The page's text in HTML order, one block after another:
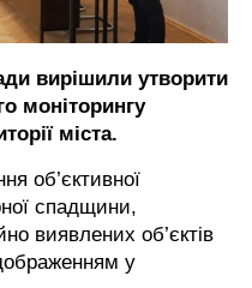
вирішили утворити
моніторингу
міста.
об’єктивної
спадщини,
виявлених об’єктів
у